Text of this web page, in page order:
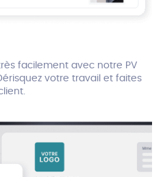
facilement avec notre PV
votre travail et faites